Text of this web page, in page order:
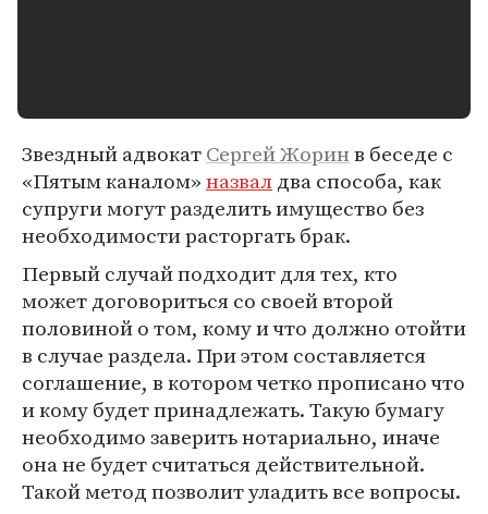
Звездный адвокатСергей Жоринв беседе с
«Пятым каналом»назвалдва способа, как
супруги могут разделить имущество без
необходимости расторгать брак.
Первый случай подходит для тех, кто
может договориться со своей второй
половиной о том, кому и что должно отойти
в случае раздела. При этом составляется
соглашение, в котором четко прописано что
и кому будет принадлежать. Такую бумагу
необходимо заверить нотариально, иначе
она не будет считаться действительной.
Такой метод позволит уладить все вопросы.